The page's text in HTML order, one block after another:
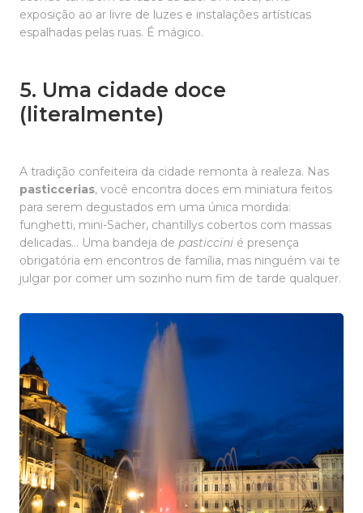
exposição ao ar livre de luzes e instalações artísticas
espalhadas pelas ruas. É mágico.
5. Uma cidade doce
(literalmente)
A tradição confeiteira da cidade remonta à realeza. Nas
pasticcerias, você encontra doces em miniatura feitos
para serem degustados em uma única mordida:
funghetti, mini-Sacher, chantillys cobertos com massas
delicadas... Uma bandeja de pasticcini é presença
obrigatória em encontros de família, mas ninguém vai te
julgar por comer um sozinho num fim de tarde qualquer.